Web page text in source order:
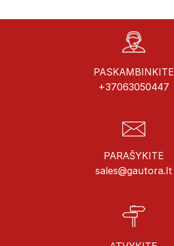
PASKAMBINKITE
+37063050447
PARAŠYKITE
sales@gautora.lt